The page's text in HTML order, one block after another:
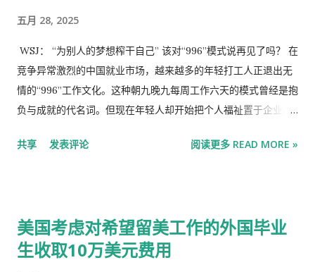
表示 。“这是一个积极的信号，表明支撑市场韧性的正是内在
AI连续轰炸的5月，DeepSeek一跃成名。起因是他们发布的一款
名为DeepSeek V2的开源模型，提供了一种史无前例的性价比：
推理成本被降到每百万token仅 1块钱，约等于Llama3 70B的七
分之一，GPT-4 Turbo的七十分之一。 In May, which was
bombarded by AI, Deepseek became famous. The reason is
V2, which provides an unprecedented cost-effectiveness:
五月 28, 2025
WSJ： “为别人的梦想榨干自己” 该对“996”模式说再见了吗？ 在
竞争异常激烈的中国就业市场，越来越多的年轻打工人正退出无
情的“996”工作文化。这种朝九晚九每周工作六天的模式曾经是抱
负与成就的代名词。但现在年轻人却开始把个人福祉置于企业期
“躺平”和“摆烂”的心态反映出中国年轻人群体中普遍存在的幻灭
空间有限，这一现象也受到越来越多的关注。 “为别人的梦想榨
干自己” “我过去以为加班到很晚是自我价值的体现，”25岁的Liu
共享 发表评论 阅读更多 READ MORE »
美国考虑对希望留美工作的外国毕业
生收取10万美元费用